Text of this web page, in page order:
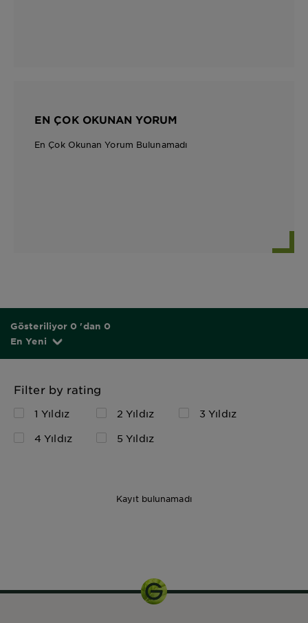
EN ÇOK OKUNAN YORUM
En Çok Okunan Yorum Bulunamadı
Gösteriliyor 0 'dan 0
En Yeni
Filter by rating
1 Yıldız 2 Yıldız
3 Yıldız
4 Yıldız
5 Yıldız
Kayıt bulunamadı